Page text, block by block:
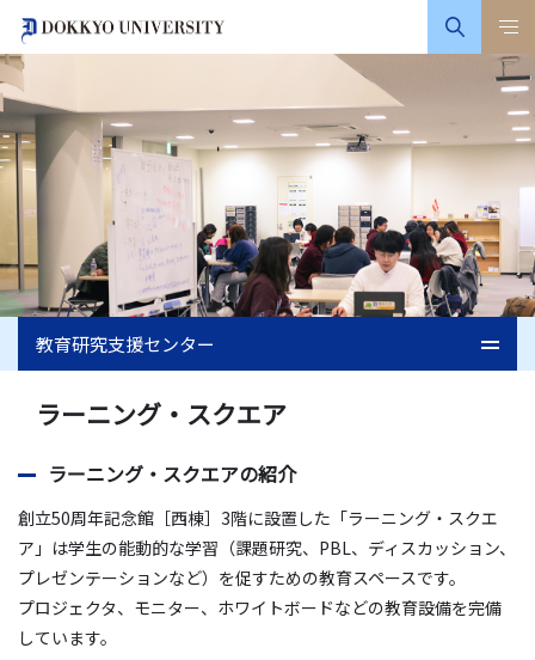
教育研究支援センター
ラーニング・スクエア
ラーニング・スクエアの紹介
創立50周年記念館［西棟］3階に設置した「ラーニング・スクエ
ア」は学生の能動的な学習（課題研究、PBL、ディスカッション、
プレゼンテーションなど）を促すための教育スペースです。
プロジェクタ、モニター、ホワイトボードなどの教育設備を完備
しています。